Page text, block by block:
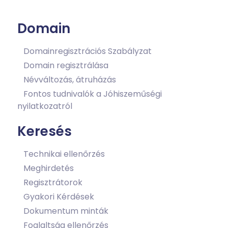
Domain
Domainregisztrációs Szabályzat
Domain regisztrálása
Névváltozás, átruházás
Fontos tudnivalók a Jóhiszeműségi
nyilatkozatról
Keresés
Technikai ellenőrzés
Meghirdetés
Regisztrátorok
Gyakori Kérdések
Dokumentum minták
Foglaltság ellenőrzés